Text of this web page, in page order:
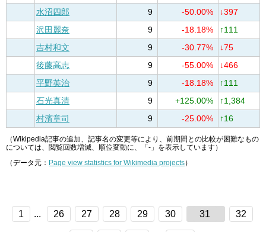
水沼四郎
9 -50.00%
↓397
沢田麗奈
9 -18.18%
↑111
吉村和文
9 -30.77%
↓75
後藤高志
9 -55.00%
↓466
平野英治
9 -18.18%
↑111
石光真清
9 +125.00%
↑1,384
村濱章司
9 -25.00% ↑16
（Wikipedia記事の追加、記事名の変更等により、前期間との比較が困難なもの
については、閲覧回数増減、順位変動に、「-」を表示しています）
（データ元： Page view statistics for Wikimedia projects）
1 ... 26 27 28 29 30 31 32